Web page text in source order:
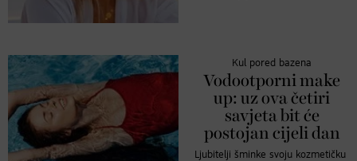
Kul pored bazena
Vodootporni make
up: uz ova četiri
savjeta bit će
postojan cijeli dan
Ljubitelji šminke svoju kozmetičku